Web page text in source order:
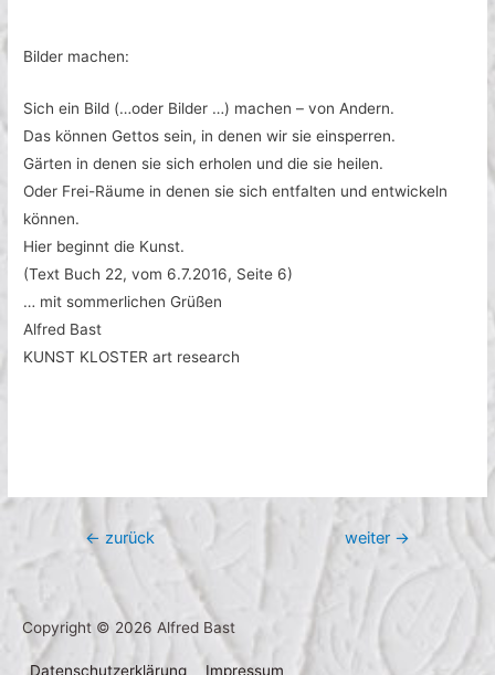
Bilder machen:
Sich ein Bild (…oder Bilder …) machen – von Andern.
Das können Gettos sein, in denen wir sie einsperren.
Gärten in denen sie sich erholen und die sie heilen.
Oder Frei-Räume in denen sie sich entfalten und entwickeln
können.
Hier beginnt die Kunst.
(Text Buch 22, vom 6.7.2016, Seite 6)
… mit sommerlichen Grüßen
Alfred Bast
KUNST KLOSTER art research
Beitragsnavigation
← zurück weiter →
Copyright © 2026 Alfred Bast
Datenschutzerklärung Impressum